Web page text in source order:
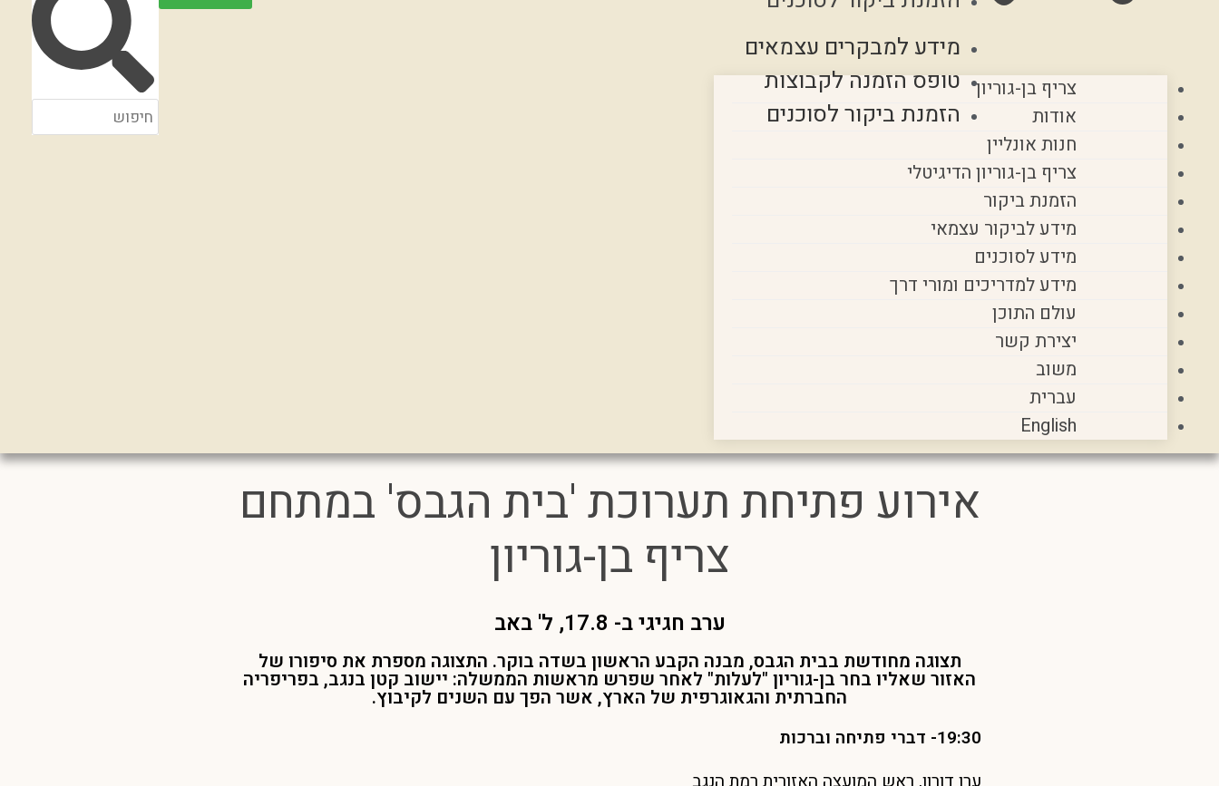
צריף בן-גוריון
אודות
חנות אונליין
צריף בן-גוריון הדיגיטלי
הזמנת ביקור
מידע לביקור עצמאי
מידע לסוכנים
מידע למדריכים ומורי דרך
עולם התוכן
יצירת קשר
משוב
עברית
English
מידע למבקרים עצמאים
טופס הזמנה לקבוצות
הזמנת ביקור לסוכנים
אירוע פתיחת תערוכת 'בית הגבס' במתחם
צריף בן-גוריון
ערב חגיגי ב- 17.8, ל' באב
תצוגה מחודשת בבית הגבס, מבנה הקבע הראשון בשדה בוקר. התצוגה מספרת את סיפורו של
האזור שאליו בחר בן-גוריון "לעלות" לאחר שפרש מראשות הממשלה: יישוב קטן בנגב, בפריפריה
החברתית והגאוגרפית של הארץ, אשר הפך עם השנים לקיבוץ.
19:30- דברי פתיחה וברכות